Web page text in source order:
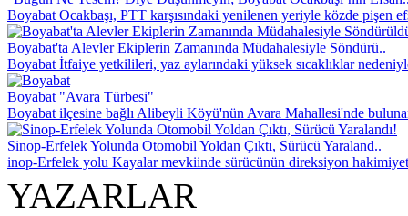
Boyabat Ocakbaşı, PTT karşısındaki yenilenen yeriyle közde pişen
Boyabat'ta Alevler Ekiplerin Zamanında Müdahalesiyle Söndürü..
Boyabat İtfaiye yetkilileri, yaz aylarındaki yüksek sıcaklıklar
Boyabat "Avara Türbesi"
Boyabat ilçesine bağlı Alibeyli Köyü'nün Avara Mahallesi'nde
Sinop-Erfelek Yolunda Otomobil Yoldan Çıktı, Sürücü Yaraland..
inop-Erfelek yolu Kayalar mevkiinde sürücünün direksiyon
YAZARLAR